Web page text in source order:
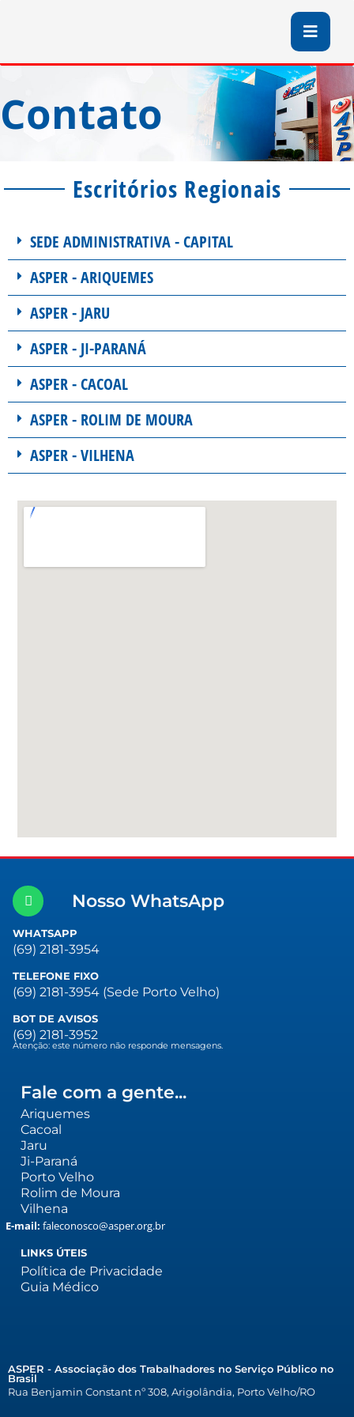
Contato
Escritórios Regionais
SEDE ADMINISTRATIVA - CAPITAL
ASPER - ARIQUEMES
ASPER - JARU
ASPER - JI-PARANÁ
ASPER - CACOAL
ASPER - ROLIM DE MOURA
ASPER - VILHENA
Nosso WhatsApp
WHATSAPP
(69) 2181-3954
TELEFONE FIXO
(69) 2181-3954 (Sede Porto Velho)
BOT DE AVISOS
(69) 2181-3952
Atenção: este número não responde mensagens.
Fale com a gente...
Ariquemes
Cacoal
Jaru
Ji-Paraná
Porto Velho
Rolim de Moura
Vilhena
E-mail: faleconosco@asper.org.br
LINKS ÚTEIS
Política de Privacidade
Guia Médico
ASPER - Associação dos Trabalhadores no Serviço Público no
Brasil
Rua Benjamin Constant nº 308, Arigolândia, Porto Velho/RO